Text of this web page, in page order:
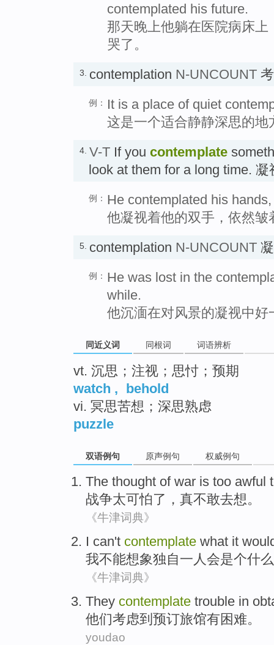
contemplated his future.
那天晚上他躺在医院病床
哭了。
3. contemplation N-UNCOUNT
例：
It is a place of quiet
这是一个适合静静深思的地
4. V-T If you contemplate
look at them for a long time. 凝
例： He contemplated his
他凝视着他的双手，依然皱
5. contemplation N-UNCOUNT
例： He was lost in the
while.
他沉湎在对风景的凝视中好
同近义词 同根词 词语辨析
vt. 沉思；注视；思忖；预期
watch , behold
vi. 冥思苦想；深思熟虑
puzzle
双语例句 原声例句 权威例句
The thought of war is too awful
战争太可怕了 ，真不敢去想。
《牛津词典》
I can't contemplate what it
我不能想象独自一人会是个什么
《牛津词典》
They contemplate trouble in
他们考虑到 预订旅馆有困难。
youdao